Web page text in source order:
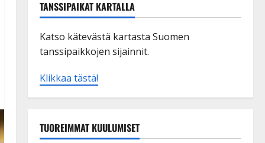
TANSSIPAIKAT KARTALLA
Katso kätevästä kartasta Suomen
tanssipaikkojen sijainnit.
Klikkaa tästä!
TUOREIMMAT KUULUMISET